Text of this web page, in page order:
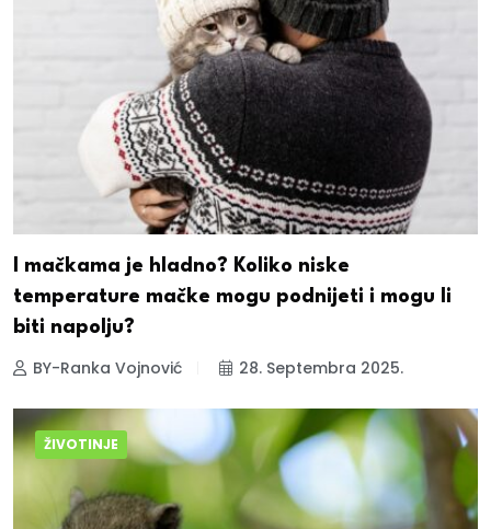
I mačkama je hladno? Koliko niske
temperature mačke mogu podnijeti i mogu li
biti napolju?
BY-Ranka Vojnović 28. Septembra 2025.
ŽIVOTINJE